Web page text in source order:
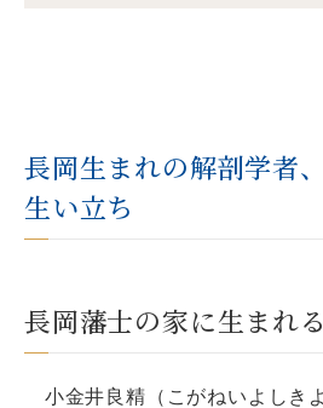
長岡生まれの解剖学者
生い立ち
長岡藩士の家に生まれる
小金井良精（こがねいよしき